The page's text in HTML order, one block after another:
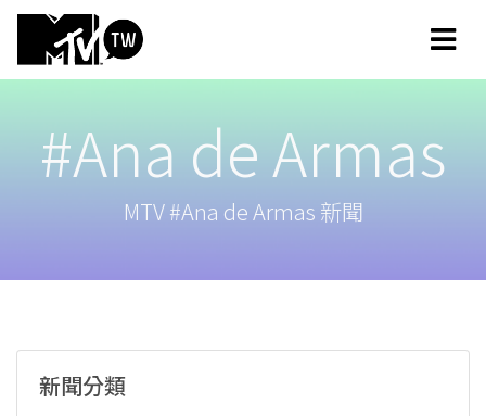
#Ana de Armas
MTV #Ana de Armas 新聞
新聞分類